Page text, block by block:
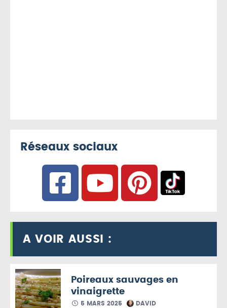
Réseaux sociaux
A VOIR AUSSI :
Poireaux sauvages en
vinaigrette
5 MARS 2025 DAVID